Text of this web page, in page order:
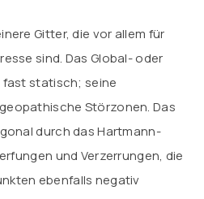
Gitter, die vor allem für
sind. Das Global- oder
statisch; seine
Störzonen. Das
durch das Hartmann-
und Verzerrungen, die
ebenfalls negativ